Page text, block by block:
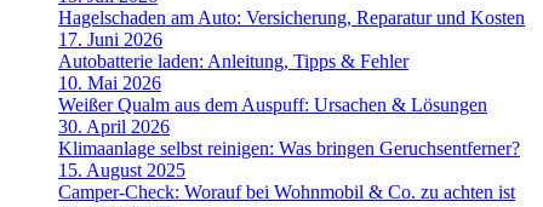
Hagelschaden am Auto: Versicherung, Reparatur und Kosten
17. Juni 2026
Autobatterie laden: Anleitung, Tipps & Fehler
10. Mai 2026
Weißer Qualm aus dem Auspuff: Ursachen & Lösungen
30. April 2026
Klimaanlage selbst reinigen: Was bringen Geruchsentferner?
15. August 2025
Camper-Check: Worauf bei Wohnmobil & Co. zu achten ist